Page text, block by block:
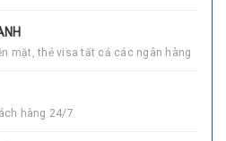
mặt, thẻ visa tất cả các ngân hàng
hàng 24/7